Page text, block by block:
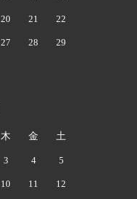
20 21 22
27 28 29
木 金 土
3 4 5
10 11 12